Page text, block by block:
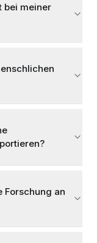
bei meiner
Forschung an